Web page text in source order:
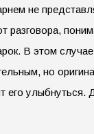
не
разговора,
В этом
но
его улыбнуться.